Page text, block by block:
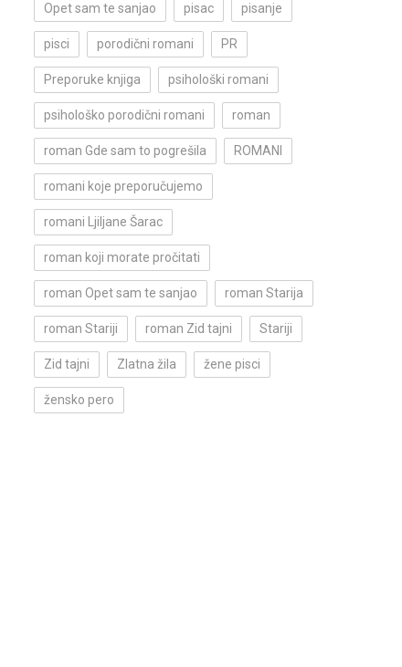
Opet sam te sanjao pisac pisanje
pisci porodični romani PR
Preporuke knjiga psihološki romani
psihološko porodični romani roman
roman Gde sam to pogrešila ROMANI
romani koje preporučujemo
romani Ljiljane Šarac
roman koji morate pročitati
roman Opet sam te sanjao roman Starija
roman Stariji roman Zid tajni Stariji
Zid tajni Zlatna žila žene pisci
žensko pero